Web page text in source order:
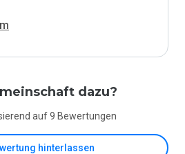
dazu?
auf 9 Bewertungen
hinterlassen